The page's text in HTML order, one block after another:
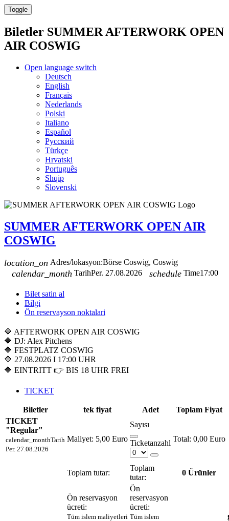
Toggle
Biletler SUMMER AFTERWORK OPEN
AIR COSWIG
Open language switch
Deutsch
English
Français
Nederlands
Polski
Italiano
Español
Русский
Türkçe
Hrvatski
Português
Shqip
Slovenski
SUMMER AFTERWORK OPEN AIR
COSWIG
location_on Adres/lokasyon:Börse Coswig, Coswig
calendar_month TarihPer. 27.08.2026 schedule Time17:00
Bilet satin al
Bilgi
Ön reservayson noktalari
🔷 AFTERWORK OPEN AIR COSWIG
🔷 DJ: Alex Pitchens
🔷 FESTPLATZ COSWIG
🔷 27.08.2026 I 17:00 UHR
🔷 EINTRITT 👉 BIS 18 UHR FREI
TICKET
Biletler tek fiyat Adet
Toplam Fiyat
TICKET
"Regular"
calendar_monthTarih
Per. 27.08.2026
Maliyet: 5,00 Euro
Sayısı
Ticketanzahl 0,00 Euro
Toplam tutar:
Toplam
tutar:
0 Ürünler
Ön reservasyon
ücreti:
Tüm islem maliyetleri
Ön
reservasyon
ücreti:
Tüm islem